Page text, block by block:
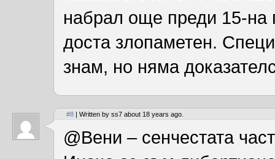
набрал още преди 15-на
доста злопаметен.
знам, но няма
#8 | Written by ss7 about 18 years ago.
@Вени – сенчестата